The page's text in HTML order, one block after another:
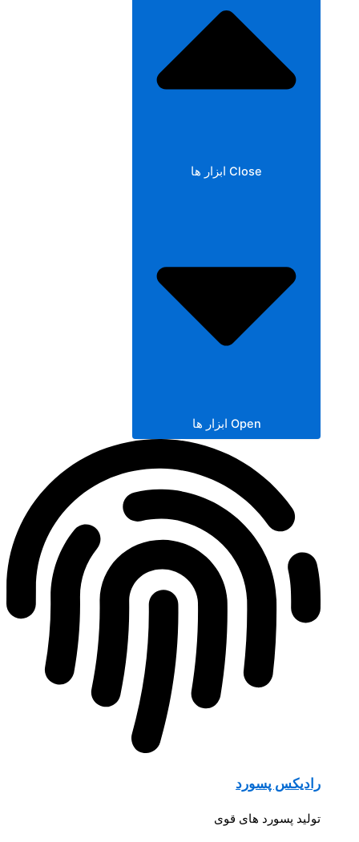
Close ابزار ها
Open ابزار ها
رادیکس پسورد
تولید پسورد های قوی